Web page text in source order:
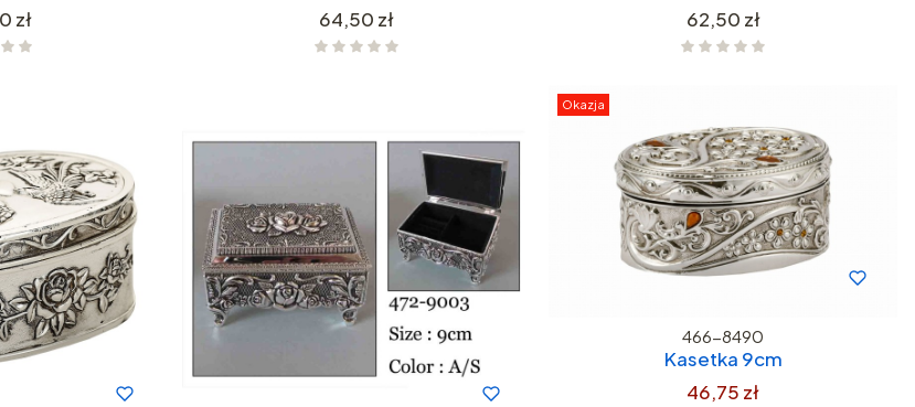
zł
Cena
64,50 zł
Cena
62,50 zł
Okazja
466-8490
Kasetka 9cm
46,75 zł